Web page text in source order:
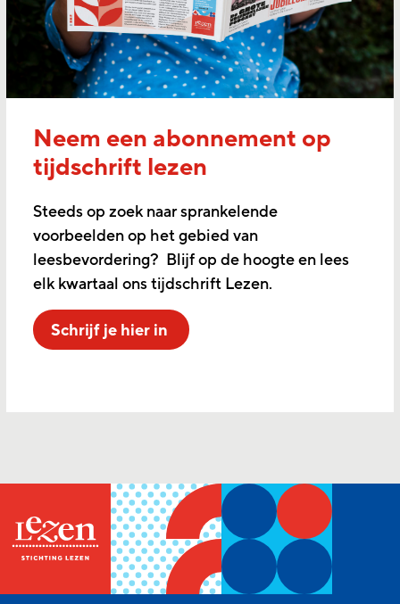
Neem een abonnement op
tijdschrift lezen
Steeds op zoek naar sprankelende
voorbeelden op het gebied van
leesbevordering? Blijf op de hoogte en lees
elk kwartaal ons tijdschrift Lezen.
Schrijf je hier in